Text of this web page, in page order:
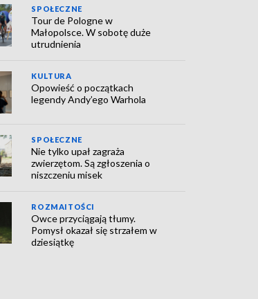
SPOŁECZNE
Tour de Pologne w
Małopolsce. W sobotę duże
utrudnienia
KULTURA
Opowieść o początkach
legendy Andy’ego Warhola
SPOŁECZNE
Nie tylko upał zagraża
zwierzętom. Są zgłoszenia o
niszczeniu misek
ROZMAITOŚCI
Owce przyciągają tłumy.
Pomysł okazał się strzałem w
dziesiątkę